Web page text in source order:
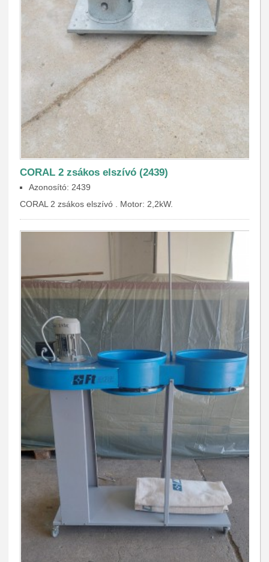
CORAL 2 zsákos elszívó (2439)
Azonosító: 2439
CORAL 2 zsákos elszívó . Motor: 2,2kW.